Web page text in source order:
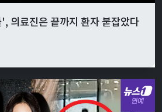
의료진은 끝까지 환자 붙잡았다